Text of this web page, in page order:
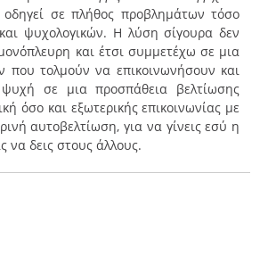
σε πλήθος προβλημάτων τόσο
ψυχολογικών. Η λύση σίγουρα δεν
και έτσι συμμετέχω σε μια
τολμούν να επικοινωνήσουν και
σε μια προσπάθεια βελτίωσης
όσο και εξωτερικής επικοινωνίας με
αυτοβελτίωση, για να γίνεις εσύ η
να δεις στους άλλους.